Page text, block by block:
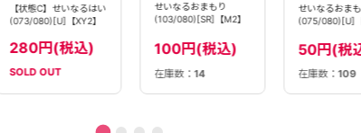
【状態C】せいなるはい
(073/080)[U]【XY2】
280円(税込)
SOLD OUT
せいなるおまもり
(103/080)[SR]【M2】
100円(税込)
在庫数： 14
せいなるおま
(075/080)[U]【
50円(税
在庫数：109